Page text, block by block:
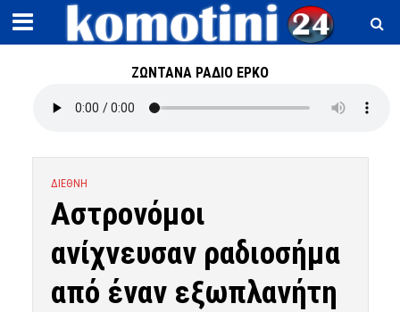
ΖΩΝΤΑΝΑ ΡΑΔΙΟ ΕΡΚΟ
ΔΙΕΘΝΗ
Αστρονόμοι
ανίχνευσαν ραδιοσήμα
από έναν εξωπλανήτη